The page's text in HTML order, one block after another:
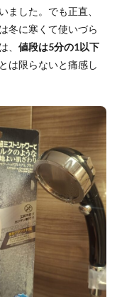
ました。でも正直、
冬に寒くて使いづら
、 値段は5分の1以下
は限らないと痛感し